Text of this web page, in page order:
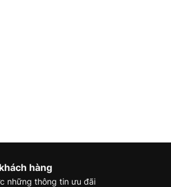
hàng
những thông tin ưu đãi